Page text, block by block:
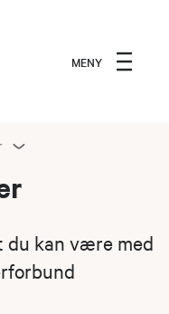
MENY
du kan være med